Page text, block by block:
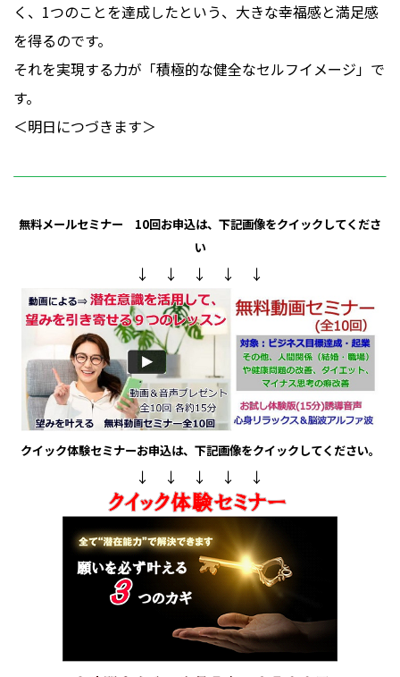
く、1つのことを達成したという、大きな幸福感と満足感
を得るのです。
それを実現する力が「積極的な健全なセルフイメージ」で
す。
＜明日につづきます＞
無料メールセミナー 10回お申込は、下記画像をクイックしてくださ
い
↓ ↓ ↓ ↓ ↓
クイック体験セミナーお申込は、下記画像をクイックしてください。
↓ ↓ ↓ ↓ ↓